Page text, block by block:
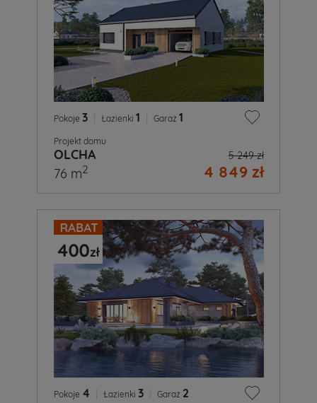
Pokoje 3 Łazienki 1 Garaż 1
Projekt domu
OLCHA 5 249 zł
4 849 zł
76 m2
Pokoje 4 Łazienki 3 Garaż 2